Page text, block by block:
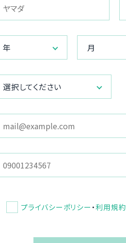
年 月
選択してください
プライバシーポリシー・利用規約